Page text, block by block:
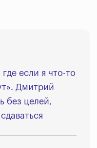
если я что-то
Дмитрий
без целей,